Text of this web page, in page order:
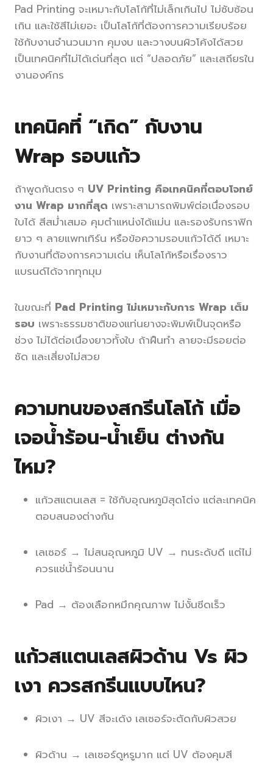
Pad Printing จะเหมาะกับโลโก้ที่ไม่เล็กเกินไป ไม่ซับซ้อน
เกิน และใช้สีไม่เยอะ เป็นโลโก้ที่ต้องการความเรียบร้อย
ใช้กับงานจำนวนมาก คุมงบ และวางบนผิวโค้งได้สวย
เป็นเทคนิคที่ไม่ได้เด่นที่สุด แต่ “ปลอดภัย” และเสถียรใน
งานองค์กร
เทคนิคที่ “เกิด” กับงาน
Wrap รอบแก้ว
ถ้าพูดกันตรง ๆ UV Printing คือเทคนิคที่ตอบโจทย์
งาน Wrap มากที่สุด เพราะสามารถพิมพ์ต่อเนื่องรอบ
ใบได้ สีสม่ำเสมอ คุมตำแหน่งได้แม่น และรองรับกราฟิก
ยาว ๆ ลายแพทเทิร์น หรือข้อความรอบแก้วได้ดี เหมาะ
กับงานที่ต้องการความเด่น เห็นโลโก้หรือเรื่องราว
แบรนด์ได้จากทุกมุม
ในขณะที่ Pad Printing ไม่เหมาะกับการ Wrap เต็ม
รอบ เพราะธรรมชาติของแท่นยางจะพิมพ์เป็นจุดหรือ
ช่วง ไม่ได้ต่อเนื่องยาวทั้งใบ ถ้าฝืนทำ ลายจะมีรอยต่อ
ชัด และเสี่ยงไม่สวย
ความทนของสกรีนโลโก้ เมื่อ
เจอน้ำร้อน-น้ำเย็น ต่างกัน
ไหม?
แก้วสแตนเลส = ใช้กับอุณหภูมิสุดโต่ง แต่ละเทคนิค
ตอบสนองต่างกัน
เลเซอร์ → ไม่สนอุณหภูมิ UV → ทนระดับดี แต่ไม่
ควรแช่น้ำร้อนนาน
Pad → ต้องเลือกหมึกคุณภาพ ไม่งั้นซีดเร็ว
แก้วสแตนเลสผิวด้าน Vs ผิว
เงา ควรสกรีนแบบไหน?
ผิวเงา → UV สีจะเด้ง เลเซอร์จะตัดกับผิวสวย
ผิวด้าน → เลเซอร์ดูหรูมาก แต่ UV ต้องคุมสี